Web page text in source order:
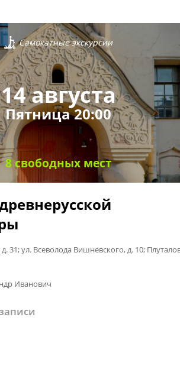
Самокатные экскурсии
14 августа
Пятница 20:00
8 свободных мест
31; ул. Всеволода Вишневского, д. 10;
Иванович